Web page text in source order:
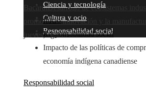
BacardíDesarrollo de ecosistemas
promover la innovación y la manufactura
jueves, agosto 6
Ciencia y tecnología
Cultura y ocio
Responsabilidad social
Inicio
Responsabilidad social
Impacto de las políticas de
economía indígena canadiense
Responsabilidad social